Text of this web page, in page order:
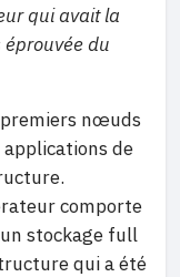
qui avait la
du
nœuds
de
comporte
stockage full
qui a été